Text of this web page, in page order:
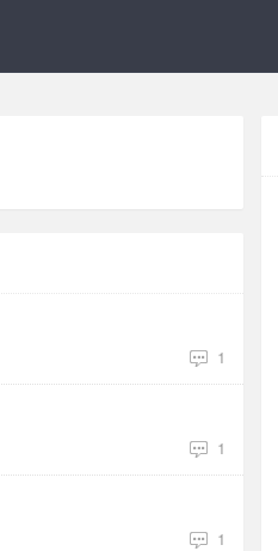
1
1
1